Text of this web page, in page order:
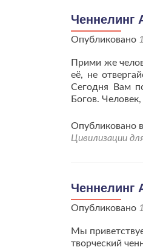
Ченнелинг
Опубликовано
Прими же
её, не
Сегодня Вам
Богов.
Опубликовано
Цивилизации
Ченнелинг
Опубликовано
Мы
творческий